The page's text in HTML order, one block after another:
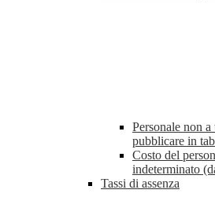
Personale non
pubblicare in
Costo del
indeterminato
Tassi di assenza